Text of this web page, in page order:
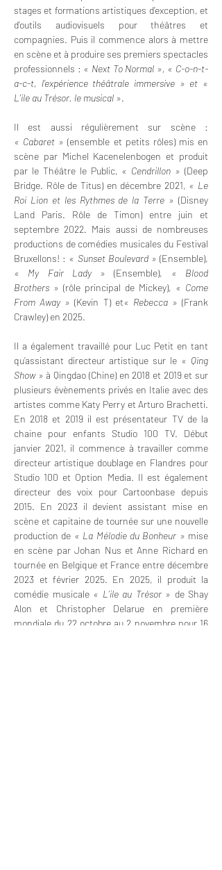
stages et formations artistiques d’exception, et
d’outils audiovisuels pour théâtres et
compagnies. Puis il commence alors à mettre
en scène et à produire ses premiers spectacles
professionnels : « Next To Normal », « C-o-n-t-
a-c-t, l’expérience théâtrale immersive » et «
L'ile au Trésor, le musical ».
« Cabaret » (ensemble et petits rôles) mis en
scène par Michel Kacenelenbogen et produit
par le Théâtre le Public, « Cendrillon » (Deep
Bridge. Rôle de Titus) en décembre 2021, « Le
Roi Lion et les Rythmes de la Terre » (Disney
Land Paris. Rôle de Timon) entre juin et
septembre 2022. Mais aussi de nombreuses
productions de comédies musicales du Festival
Bruxellons! : « Sunset Boulevard »
« My Fair Lady » (Ensemble), « Blood
Brothers » (rôle principal de Mickey), « Come
From Away » (Kevin T) et« Rebecca » (Frank
Crawley) en 2025.
Il a également travaillé pour Luc Petit en tant
qu’assistant directeur artistique sur le « Qing
Show » à Qingdao (Chine) en 2018 et 2019 et sur
plusieurs évènements privés en Italie avec des
artistes comme Katy Perry et Arturo Brachetti.
En 2018 et 2019 il est présentateur TV de la
chaine pour enfants Studio 100 TV. Début
janvier 2021, il commence à travailler comme
directeur artistique doublage en Flandres pour
Studio 100 et Option Media. Il est également
directeur des voix pour Cartoonbase depuis
2015. En 2023 il devient assistant mise en
scène et capitaine de tournée sur une nouvelle
production de « La Mélodie du Bonheur » mise
en scène par Johan Nus et Anne Richard en
tournée en Belgique et France entre décembre
2023 et février 2025. En 2025, il produit la
comédie musicale « L’ile au Trésor » de Shay
Alon et Christopher Delarue en première
mondiale du 22 octobre au 2 novembre pour 16